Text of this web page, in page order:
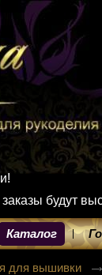
будут
Каталог
для вышивки